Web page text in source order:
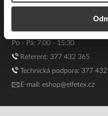
DIČ: CZ40524485
Kontakt e-shop:
Po - Pá: 7:00 - 15:30
Referent: 377 432 365
Technická podpora: 377
E-mail: eshop@elfetex.cz